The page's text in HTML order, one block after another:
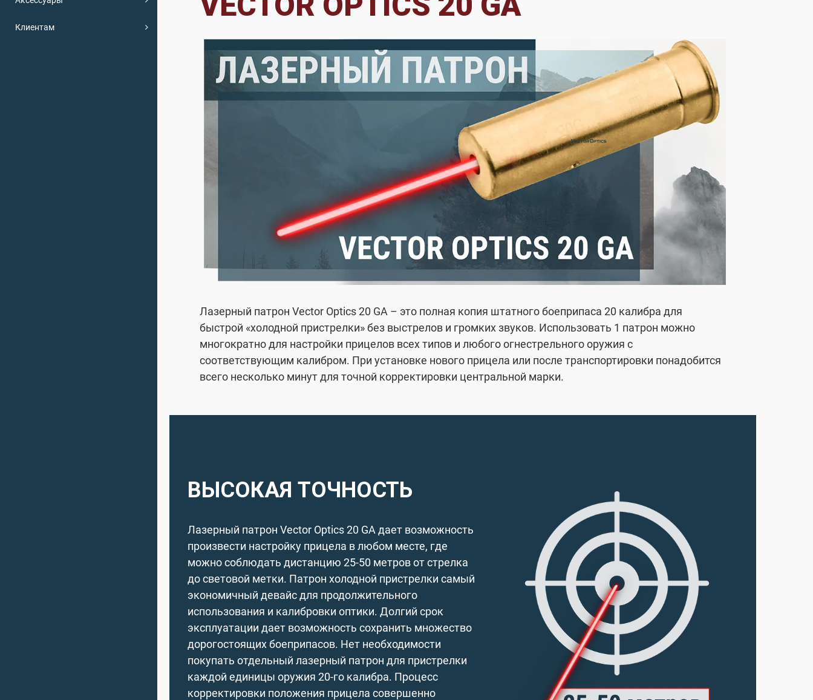
Клиентам
Лазерный патрон Vector Optics 20 GA – это полная копия штатного боеприпаса 20 калибра для
быстрой «холодной пристрелки» без выстрелов и громких звуков. Использовать 1 патрон можно
многократно для настройки прицелов всех типов и любого огнестрельного оружия с
соответствующим калибром. При установке нового прицела или после транспортировки понадобится
всего несколько минут для точной корректировки центральной марки.
ВЫСОКАЯ ТОЧНОСТЬ
Лазерный патрон Vector Optics 20 GA дает возможность
произвести настройку прицела в любом месте, где
можно соблюдать дистанцию 25-50 метров от стрелка
до световой метки. Патрон холодной пристрелки самый
экономичный девайс для продолжительного
использования и калибровки оптики. Долгий срок
эксплуатации дает возможность сохранить множество
дорогостоящих боеприпасов. Нет необходимости
покупать отдельный лазерный патрон для пристрелки
каждой единицы оружия 20-го калибра. Процесс
корректировки положения прицела совершенно